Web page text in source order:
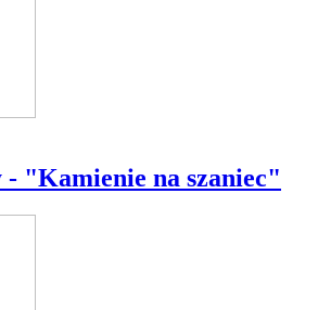
"Kamienie na szaniec"